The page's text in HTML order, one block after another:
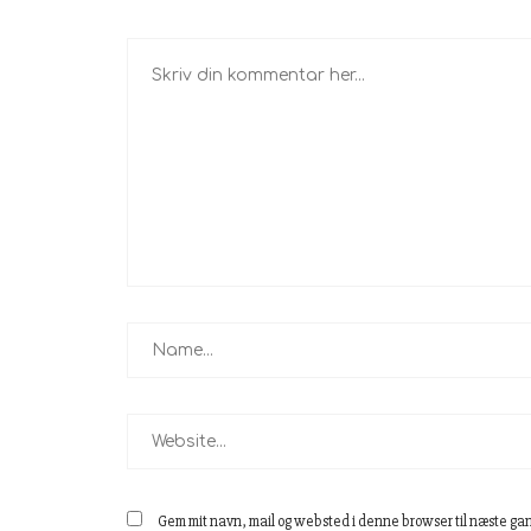
Gem mit navn, mail og websted i denne browser til næste